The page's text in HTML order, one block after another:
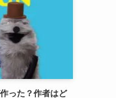
った？作者はど